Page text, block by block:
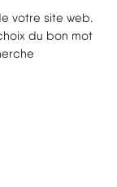
votre site web.
du bon mot